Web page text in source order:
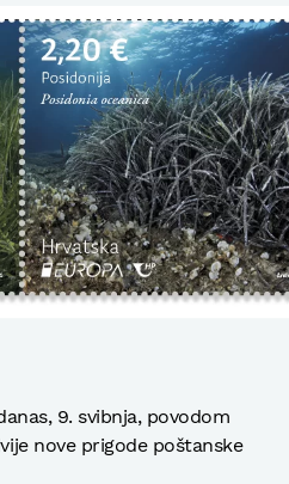
9. svibnja, povodom
nove prigode poštanske